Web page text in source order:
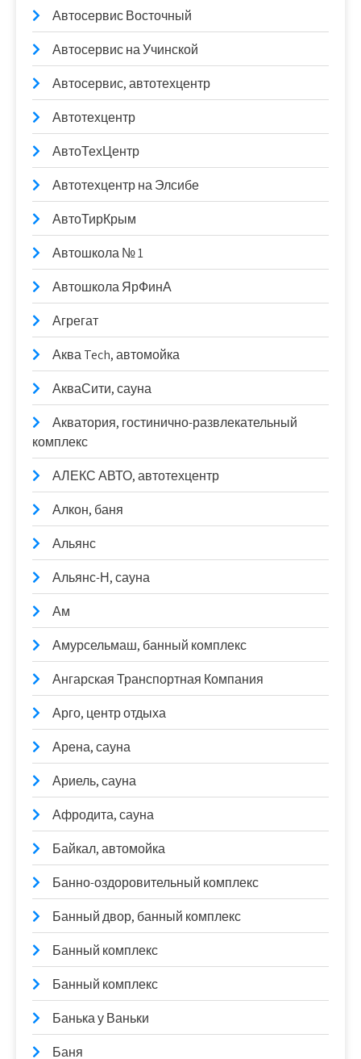
Автосервис Восточный
Автосервис на Учинской
Автосервис, автотехцентр
Автотехцентр
АвтоТехЦентр
Автотехцентр на Элсибе
АвтоТирКрым
Автошкола № 1
Автошкола ЯрФинА
Агрегат
Аква Tech, автомойка
АкваСити, сауна
Акватория, гостинично-развлекательный
комплекс
АЛЕКС АВТО, автотехцентр
Алкон, баня
Альянс
Альянс-Н, сауна
Ам
Амурсельмаш, банный комплекс
Ангарская Транспортная Компания
Арго, центр отдыха
Арена, сауна
Ариель, сауна
Афродита, сауна
Байкал, автомойка
Банно-оздоровительный комплекс
Банный двор, банный комплекс
Банный комплекс
Банный комплекс
Банька у Ваньки
Баня